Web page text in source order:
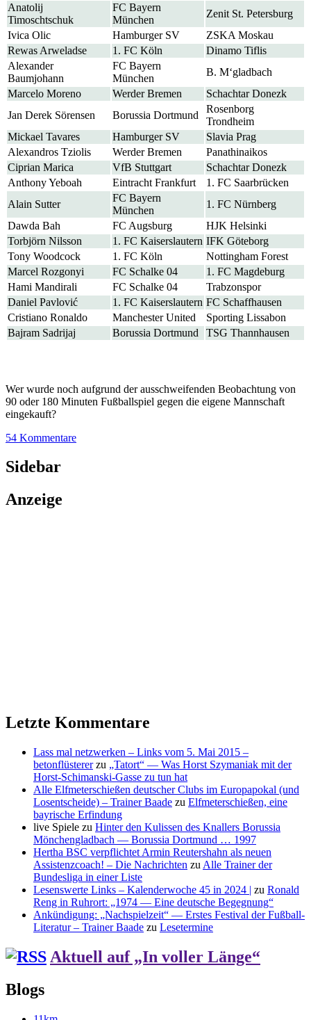
Anatolij
Timoschtschuk
FC Bayern
München
Zenit St. Petersburg
Ivica Olic
Hamburger SV
ZSKA Moskau
Rewas Arweladse
1. FC Köln
Dinamo Tiflis
Alexander
Baumjohann
FC Bayern
München
B. M‘gladbach
Marcelo Moreno
Werder Bremen
Schachtar Donezk
Jan Derek Sörensen
Borussia Dortmund
Rosenborg
Trondheim
Mickael Tavares
Hamburger SV
Slavia Prag
Alexandros Tziolis
Werder Bremen
Panathinaikos
Ciprian Marica
VfB Stuttgart
Schachtar Donezk
Anthony Yeboah
Eintracht Frankfurt
1. FC Saarbrücken
Alain Sutter
FC Bayern
München
1. FC Nürnberg
Dawda Bah
FC Augsburg
HJK Helsinki
Torbjörn Nilsson
1. FC Kaiserslautern IFK Göteborg
Tony Woodcock
1. FC Köln
Nottingham Forest
Marcel Rozgonyi
FC Schalke 04
1. FC Magdeburg
Hami Mandirali
FC Schalke 04
Trabzonspor
Daniel Pavlović
1. FC Kaiserslautern FC Schaffhausen
Cristiano Ronaldo
Manchester United
Sporting Lissabon
Bajram Sadrijaj
Borussia Dortmund TSG Thannhausen
Wer wurde noch aufgrund der ausschweifenden Beobachtung von
90 oder 180 Minuten Fußballspiel gegen die eigene Mannschaft
eingekauft?
54 Kommentare
Sidebar
Anzeige
Letzte Kommentare
Lass mal netzwerken – Links vom 5. Mai 2015 –
betonflüstererzu „Tatort“ — Was Horst Szymaniak mit der
Horst-Schimanski-Gasse zu tun hat
Alle Elfmeterschießen deutscher Clubs im Europapokal (und
Losentscheide) – Trainer Baade zu Elfmeterschießen, eine
bayrische Erfindung
live Spiele zu Hinter den Kulissen des Knallers Borussia
Mönchengladbach — Borussia Dortmund … 1997
Hertha BSC verpflichtet Armin Reutershahn als neuen
Assistenzcoach! – Die Nachrichten zu Alle Trainer der
Bundesliga in einer Liste
Lesenswerte Links – Kalenderwoche 45 in 2024 | zu Ronald
Reng in Ruhrort: „1974 — Eine deutsche Begegnung“
Ankündigung: „Nachspielzeit“ — Erstes Festival der Fußball-
Literatur – Trainer Baade zu Lesetermine
Aktuell auf „In voller Länge“
Blogs